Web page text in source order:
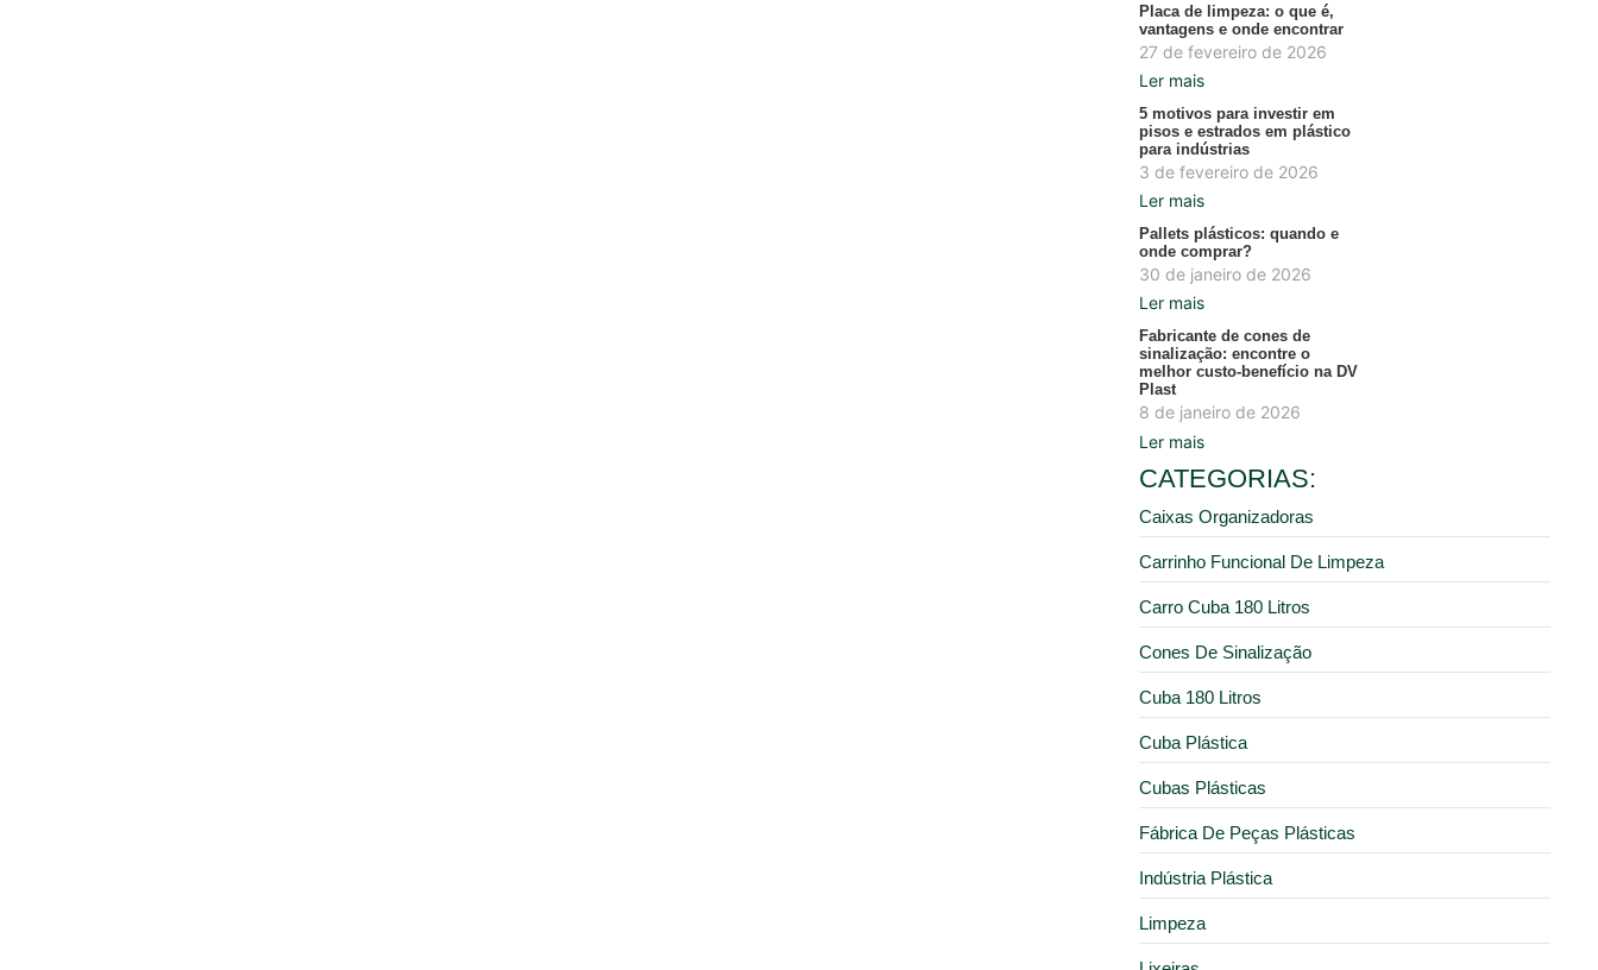
Placa de limpeza: o que é,
vantagens e onde encontrar
27 de fevereiro de 2026
Ler mais
5 motivos para investir em
pisos e estrados em plástico
para indústrias
3 de fevereiro de 2026
Ler mais
Pallets plásticos: quando e
onde comprar?
30 de janeiro de 2026
Ler mais
Fabricante de cones de
sinalização: encontre o
melhor custo-benefício na DV
Plast
8 de janeiro de 2026
Ler mais
CATEGORIAS:
Caixas Organizadoras
Carrinho Funcional De Limpeza
Carro Cuba 180 Litros
Cones De Sinalização
Cuba 180 Litros
Cuba Plástica
Cubas Plásticas
Fábrica De Peças Plásticas
Indústria Plástica
Limpeza